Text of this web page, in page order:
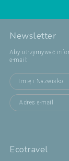
Newsletter
Aby otrzymywać
e-mail:
Ecotravel